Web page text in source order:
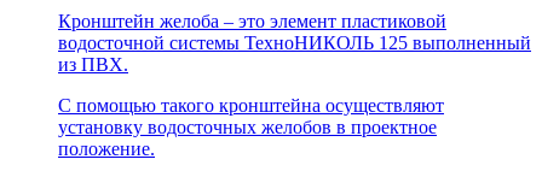
Кронштейн желоба – это элемент пластиковой
водосточной системы ТехноНИКОЛЬ 125 выполненный
из ПВХ.
С помощью такого кронштейна осуществляют
установку водосточных желобов в проектное
положение.